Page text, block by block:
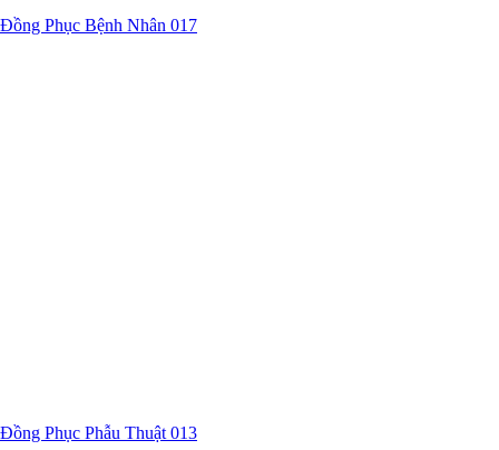
Đồng Phục Bệnh Nhân 017
Đồng Phục Phẫu Thuật 013